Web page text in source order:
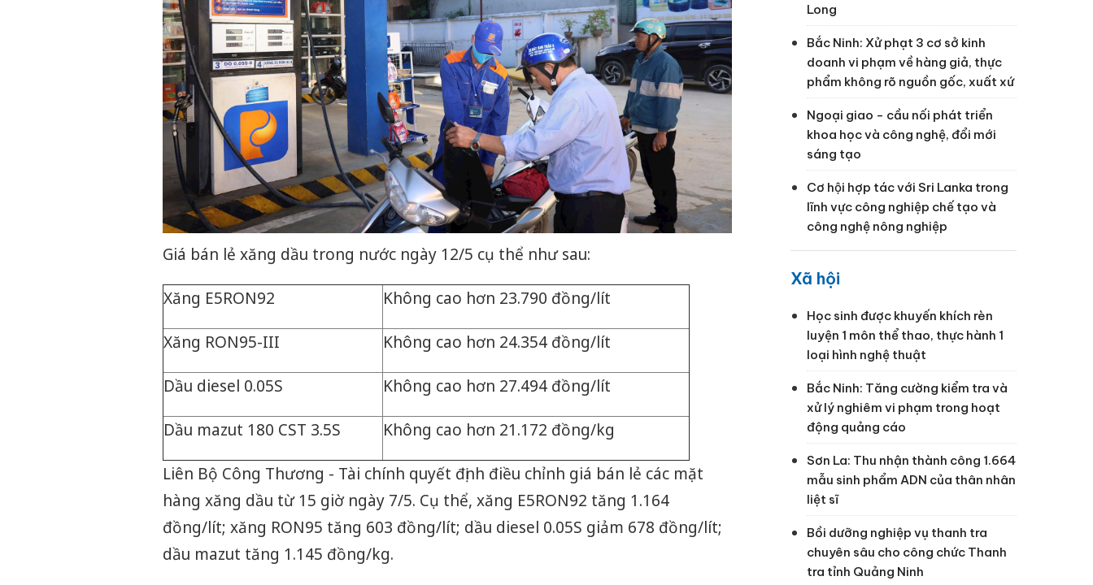
Giá bán lẻ xăng dầu trong nước ngày 12/5 cụ thể như sau:
Xăng E5RON92 Không cao hơn 23.790 đồng/lít
Xăng RON95-III Không cao hơn 24.354 đồng/lít
Dầu diesel 0.05S Không cao hơn 27.494 đồng/lít
Dầu mazut 180 CST 3.5S Không cao hơn 21.172 đồng/kg
Liên Bộ Công Thương - Tài chính quyết định điều chỉnh giá bán lẻ các mặt
hàng xăng dầu từ 15 giờ ngày 7/5. Cụ thể, xăng E5RON92 tăng 1.164
đồng/lít; xăng RON95 tăng 603 đồng/lít; dầu diesel 0.05S giảm 678 đồng/lít;
dầu mazut tăng 1.145 đồng/kg.
Long
Bắc Ninh: Xử phạt 3 cơ sở kinh
doanh vi phạm về hàng giả, thực
phẩm không rõ nguồn gốc, xuất xứ
Ngoại giao - cầu nối phát triển
khoa học và công nghệ, đổi mới
sáng tạo
Cơ hội hợp tác với Sri Lanka trong
lĩnh vực công nghiệp chế tạo và
công nghệ nông nghiệp
Xã hội
Học sinh được khuyến khích rèn
luyện 1 môn thể thao, thực hành 1
loại hình nghệ thuật
Bắc Ninh: Tăng cường kiểm tra và
xử lý nghiêm vi phạm trong hoạt
động quảng cáo
Sơn La: Thu nhận thành công 1.664
mẫu sinh phẩm ADN của thân nhân
liệt sĩ
Bồi dưỡng nghiệp vụ thanh tra
chuyên sâu cho công chức Thanh
tra tỉnh Quảng Ninh